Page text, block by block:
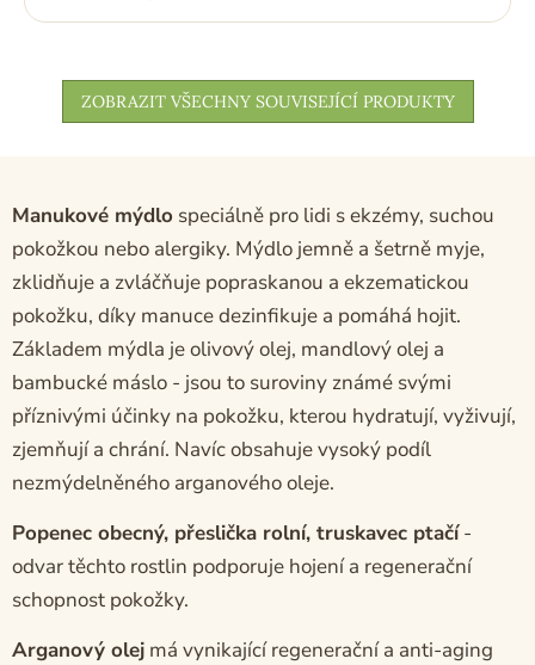
ZOBRAZIT VŠECHNY SOUVISEJÍCÍ PRODUKTY
Manukové mýdlo speciálně pro lidi s ekzémy, suchou
pokožkou nebo alergiky. Mýdlo jemně a šetrně myje,
zklidňuje a zvláčňuje popraskanou a ekzematickou
pokožku, díky manuce dezinfikuje a pomáhá hojit.
Základem mýdla je olivový olej, mandlový olej a
bambucké máslo - jsou to suroviny známé svými
příznivými účinky na pokožku, kterou hydratují, vyživují,
zjemňují a chrání. Navíc obsahuje vysoký podíl
nezmýdelněného arganového oleje.
Popenec obecný, přeslička rolní, truskavec ptačí-
odvar těchto rostlin podporuje hojení a regenerační
schopnost pokožky.
Arganový olej má vynikající regenerační a anti-aging